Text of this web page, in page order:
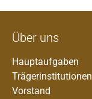
Über uns
Hauptaufgaben
Trägerinstitutionen
Vorstand